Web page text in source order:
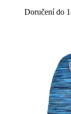
Doručení do